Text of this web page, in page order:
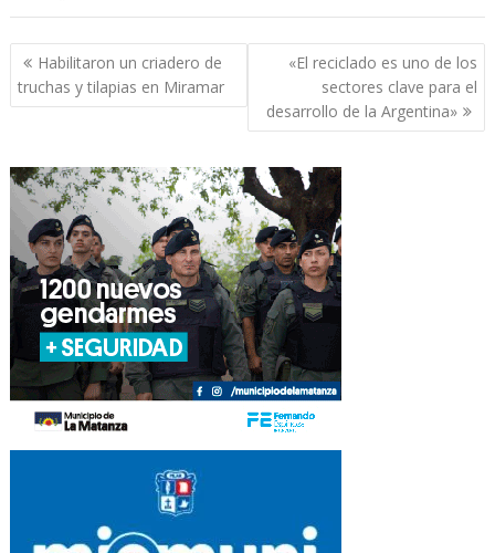
Navegación
de
entradas
Habilitaron un criadero de
truchas y tilapias en Miramar
«El reciclado es uno de los
sectores clave para el
desarrollo de la Argentina»